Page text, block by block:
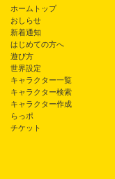
ホームトップ
おしらせ
新着通知
はじめての方へ
遊び方
世界設定
キャラクター一覧
キャラクター検索
キャラクター作成
らっポ
チケット